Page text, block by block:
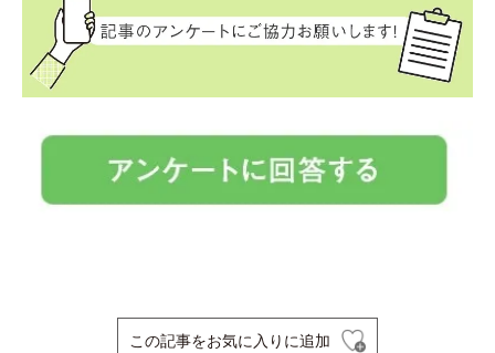
この記事をお気に入りに追加